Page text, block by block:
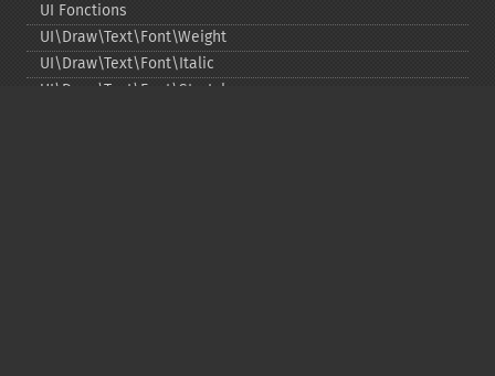
UI Fonctions
UI\Draw\Text\Font\Weight
UI\Draw\Text\Font\Italic
UI\Draw\Text\Font\Stretch